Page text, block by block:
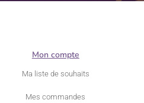
Mon compte
Ma liste de souhaits
Mes commandes